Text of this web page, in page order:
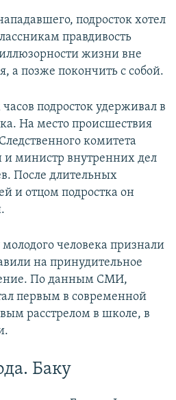
подросток хотел
правдивость
жизни вне
а позже покончить с собой.
подросток удерживал в
На место происшествия
комитета
и министр внутренних дел
После длительных
и отцом подростка он
молодого человека признали
на принудительное
По данным СМИ,
первым в современной
расстрелом в школе, в
Баку